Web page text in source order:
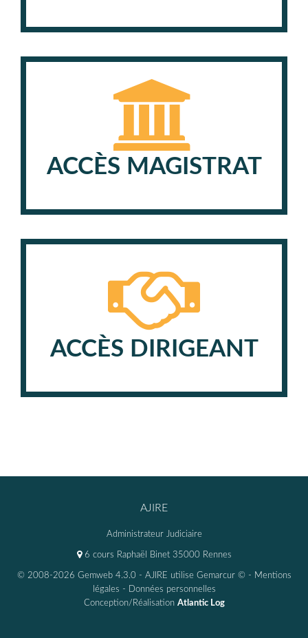
ACCÈS MAGISTRAT
ACCÈS DIRIGEANT
AJIRE
Administrateur Judiciaire
6 cours Raphaël Binet 35000 Rennes
© 2008-2026 Gemweb 4.3.0 - AJIRE utilise Gemarcur © - Mentions
légales - Données personnelles
Conception/Réalisation Atlantic Log